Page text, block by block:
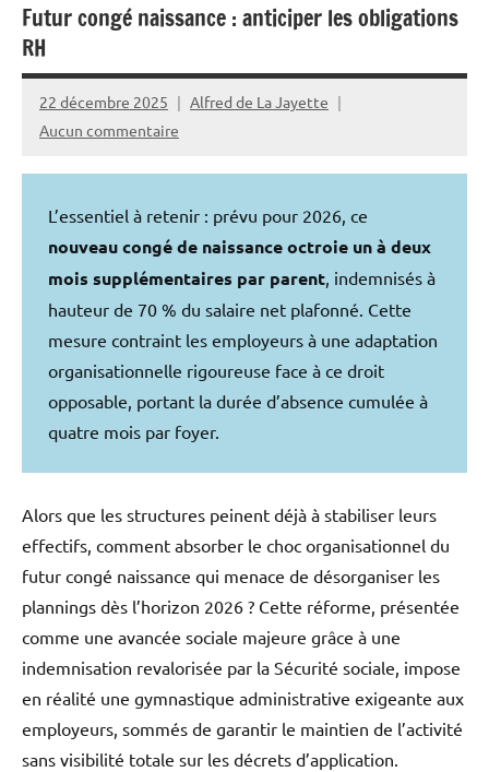
Futur congé naissance : anticiper les obligations
RH
22 décembre 2025
Alfred de La Jayette
Aucun commentaire
L’essentiel à retenir : prévu pour 2026, ce
nouveau congé de naissance octroie un à deux
mois supplémentaires par parent , indemnisés à
hauteur de 70 % du salaire net plafonné. Cette
mesure contraint les employeurs à une adaptation
organisationnelle rigoureuse face à ce droit
opposable, portant la durée d’absence cumulée à
quatre mois par foyer.
Alors que les structures peinent déjà à stabiliser leurs
effectifs, comment absorber le choc organisationnel du
futur congé naissance qui menace de désorganiser les
plannings dès l’horizon 2026 ? Cette réforme, présentée
comme une avancée sociale majeure grâce à une
indemnisation revalorisée par la Sécurité sociale, impose
en réalité une gymnastique administrative exigeante aux
employeurs, sommés de garantir le maintien de l’activité
sans visibilité totale sur les décrets d’application.